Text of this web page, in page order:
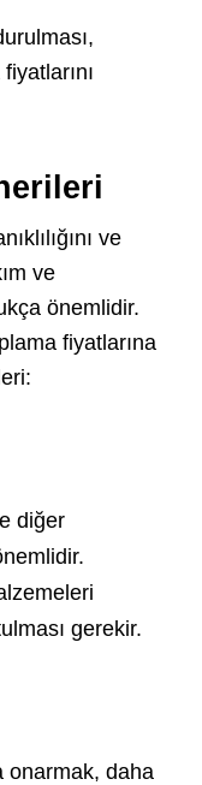
ve
ve
önemlidir.
fiyatlarına
diğer
gerekir.
onarmak, daha